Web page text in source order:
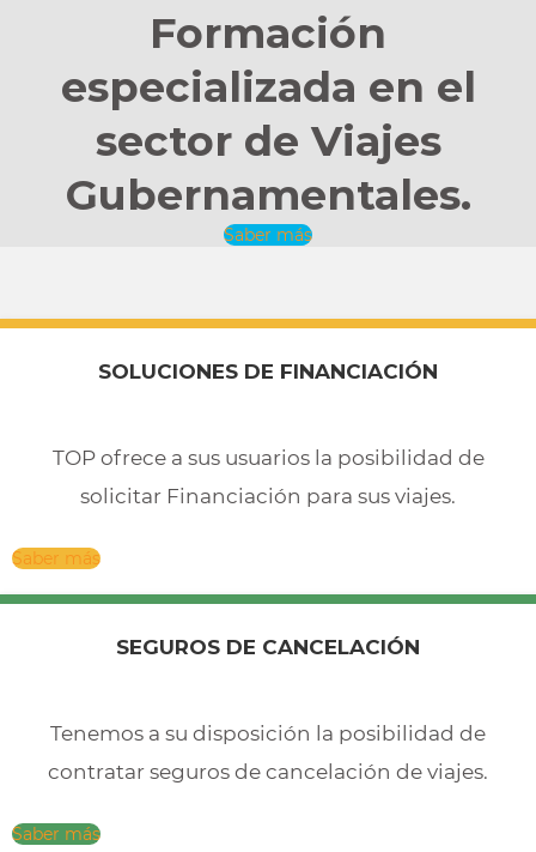
Formación
especializada en el
sector de Viajes
Gubernamentales.
Saber más
SOLUCIONES DE FINANCIACIÓN
TOP ofrece a sus usuarios la posibilidad de
solicitar Financiación para sus viajes.
Saber más
SEGUROS DE CANCELACIÓN
Tenemos a su disposición la posibilidad de
contratar seguros de cancelación de viajes.
Saber más